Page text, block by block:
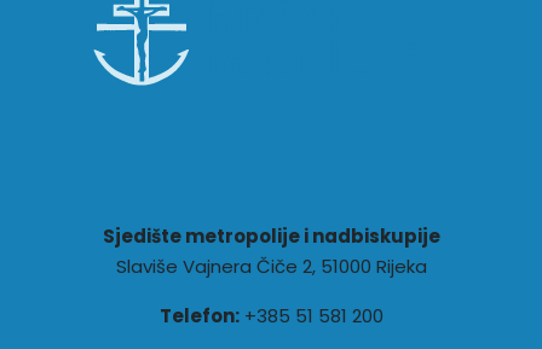
Sjedište metropolije i nadbiskupije
Slaviše Vajnera Čiče 2, 51000 Rijeka
Telefon:+385 51 581 200